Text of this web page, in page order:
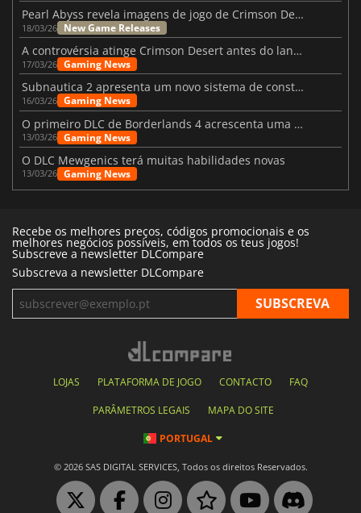
Pearl Abyss revela imagens de jogo de Crimson Desert para a PS5
18/03/26 New Game Releases
A controvérsia atinge Crimson Desert antes do lançamento
17/03/26 Gaming News
Subnautica 2 apresenta um novo sistema de construção de bases
16/03/26 Gaming News
O primeiro DLC de Borderlands 4 acrescenta uma nova personagem e muito mais
13/03/26 Gaming News
O DLC Mewgenics terá muitas habilidades novas
13/03/26 Gaming News
Recebe os melhores preços, códigos promocionais e os
melhores negócios possíveis, em todos os teus jogos!
Subscreve a newsletter DLCompare
Subscreva a newsletter DLCompare
LOJAS PLATAFORMA DE JOGO CONTACTO FAQ
PARÂMETROS LEGAIS MAPA DO SITE
PORTUGAL
© 2026 SAS DIGITAL SERVICES, Todos os direitos Reservados.